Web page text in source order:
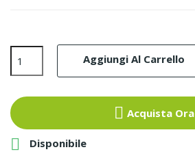
Aggiungi Al Carrello
Acquista Ora
 Disponibile